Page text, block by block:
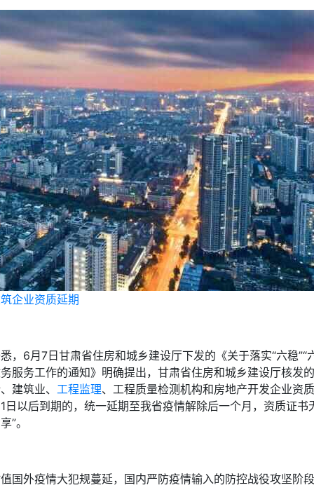
企业资质延期
，6月7日甘肃省住房和城乡建设厅下发的《关于落实“六稳”“
服务工作的通知》明确提出，甘肃省住房和城乡建设厅核发
建筑业、 工程监理、工程质量检测机构和房地产开发企业资
日以后到期的，统一延期至我省疫情解除后一个月，资质证书
”。
国外疫情大犯规蔓延，国内严防疫情输入的防控战役攻坚阶